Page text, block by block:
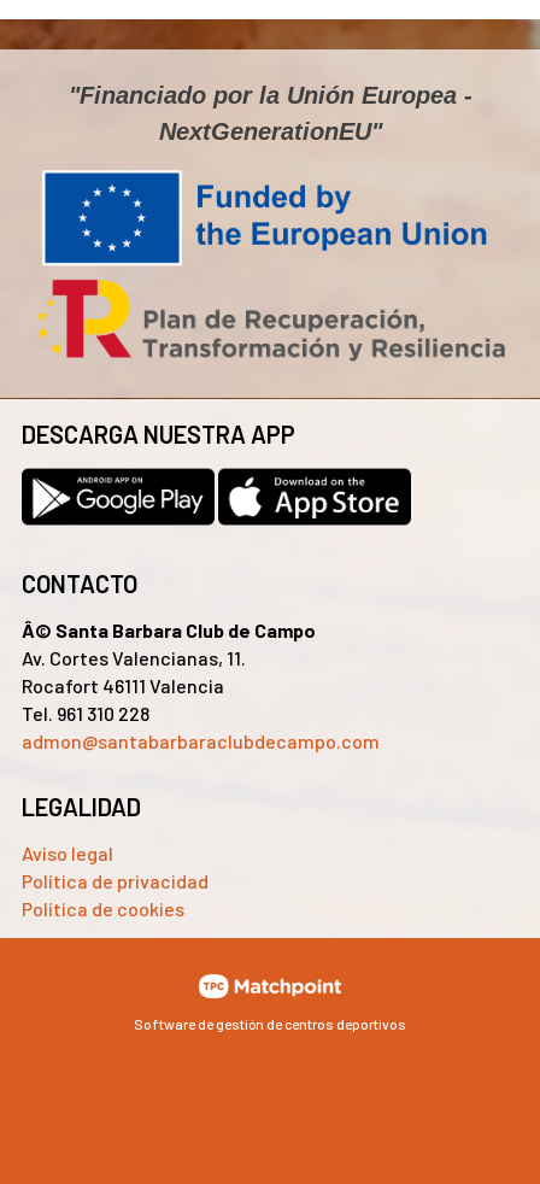
"Financiado por la Unión Europea -
NextGenerationEU"
DESCARGA NUESTRA APP
CONTACTO
Â© Santa Barbara Club de Campo
Av. Cortes Valencianas, 11.
Rocafort 46111 Valencia
Tel. 961 310 228
admon@santabarbaraclubdecampo.com
LEGALIDAD
Aviso legal
Política de privacidad
Política de cookies
Software de gestión de centros deportivos